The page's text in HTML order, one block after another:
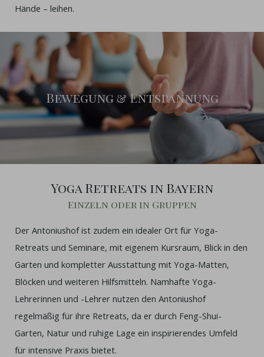
Hände – leihen.
Bewegung & Entspannung
Yoga Retreats in Bayern
Einzeln oder in Gruppen
Der Antoniushof ist zudem ein idealer Ort für Yoga-
Retreats und Seminare, mit eigenem Kursraum, Blick in den
Garten und kompletter Ausstattung mit Yoga-Matten,
Blöcken und weiteren Hilfsmitteln. Namhafte Yoga-
Lehrerinnen und -Lehrer nutzen den Antoniushof
regelmäßig für ihre Retreats, da er durch Feng-Shui-
Garten, Natur und ruhige Lage ein inspirierendes Umfeld
für intensive Praxis bietet.